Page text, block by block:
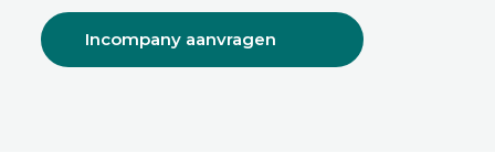
Incompany aanvragen